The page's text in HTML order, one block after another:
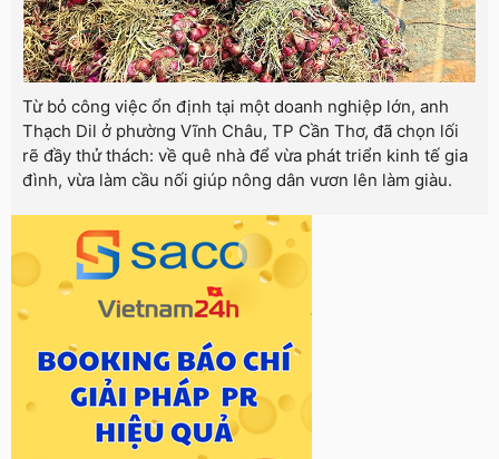
Từ bỏ công việc ổn định tại một doanh nghiệp lớn, anh
Thạch Dil ở phường Vĩnh Châu, TP Cần Thơ, đã chọn lối
rẽ đầy thử thách: về quê nhà để vừa phát triển kinh tế gia
đình, vừa làm cầu nối giúp nông dân vươn lên làm giàu.